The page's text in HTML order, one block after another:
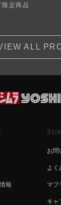
定商品
ALL
報
お問
よく
マフ
キャ